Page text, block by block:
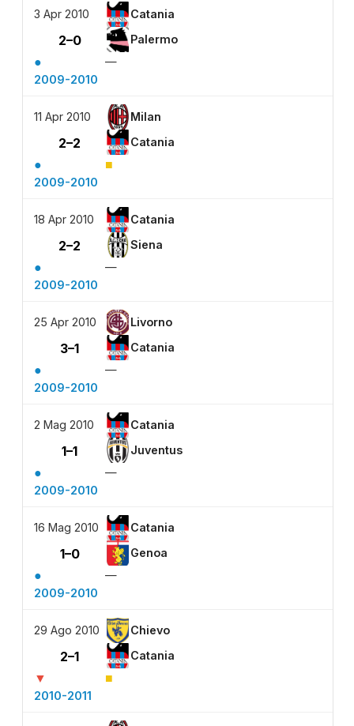
3 Apr 2010 Catania
2–0 Palermo
●
—
2009-2010
11 Apr 2010 Milan
2–2 Catania
● ■
2009-2010
18 Apr 2010 Catania
2–2 Siena
●
—
2009-2010
25 Apr 2010 Livorno
3–1 Catania
●
—
2009-2010
2 Mag 2010 Catania
1–1 Juventus
●
—
2009-2010
16 Mag 2010 Catania
1–0 Genoa
●
—
2009-2010
29 Ago 2010 Chievo
2–1 Catania
▼ ■
2010-2011